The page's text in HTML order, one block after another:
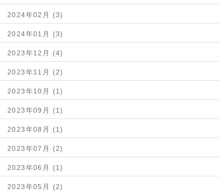
2024年02月 (3)
2024年01月 (3)
2023年12月 (4)
2023年11月 (2)
2023年10月 (1)
2023年09月 (1)
2023年08月 (1)
2023年07月 (2)
2023年06月 (1)
2023年05月 (2)